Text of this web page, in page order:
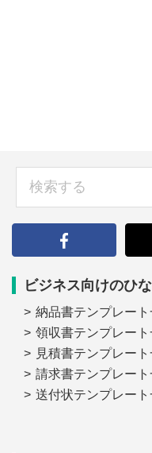
ビジネス向けのひ
納品書テンプレート
領収書テンプレート
見積書テンプレート
請求書テンプレート
送付状テンプレート